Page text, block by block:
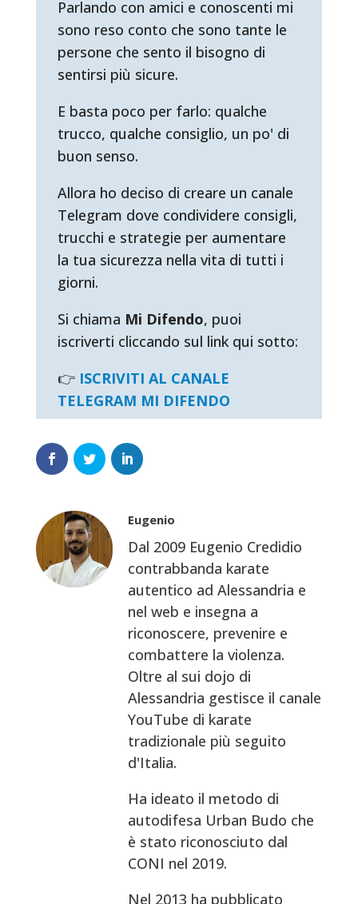
Parlando con amici e conoscenti mi
sono reso conto che sono tante le
persone che sento il bisogno di
sentirsi più sicure.
E basta poco per farlo: qualche
trucco, qualche consiglio, un po' di
buon senso.
Allora ho deciso di creare un canale
Telegram dove condividere consigli,
trucchi e strategie per aumentare
la tua sicurezza nella vita di tutti i
giorni.
Si chiama Mi Difendo, puoi
iscriverti cliccando sul link qui sotto:
👉 ISCRIVITI AL CANALE
TELEGRAM MI DIFENDO
Eugenio
Dal 2009 Eugenio Credidio
contrabbanda karate
autentico ad Alessandria e
nel web e insegna a
riconoscere, prevenire e
combattere la violenza.
Oltre al sui dojo di
Alessandria gestisce il canale
YouTube di karate
tradizionale più seguito
d'Italia.
Ha ideato il metodo di
autodifesa Urban Budo che
è stato riconosciuto dal
CONI nel 2019.
Nel 2013 ha pubblicato